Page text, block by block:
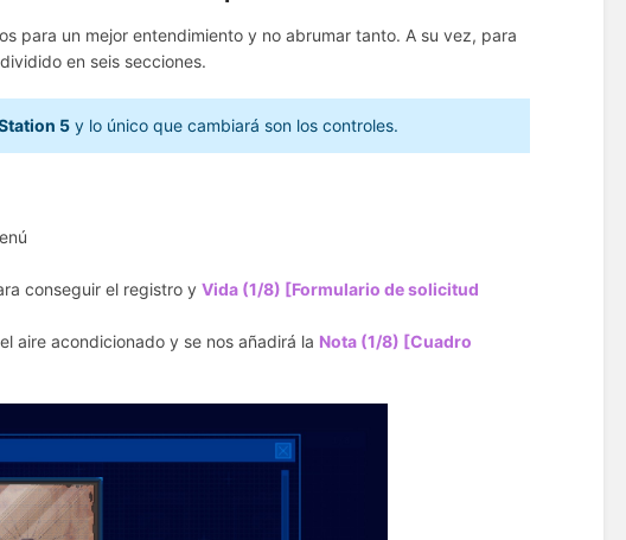
para un mejor entendimiento y no abrumar tanto. A su vez, para
en seis secciones.
5 y lo único que cambiará son los controles.
conseguir el registro yVida (1/8) [Formulario de solicitud
aire acondicionado y se nos añadirá la Nota (1/8) [Cuadro